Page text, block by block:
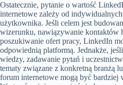
Ostatecznie, pytanie o wartość
internetowe zależy od
użytkownika. Jeśli celem jest
wizerunku, nawiązywanie kontaktów
poszukiwanie ofert pracy, LinkedIn
odpowiednią platformą. Jednakże,
wiedzy, zadawanie pytań i
tematy związane z konkretną branżą
forum internetowe mogą być bardziej